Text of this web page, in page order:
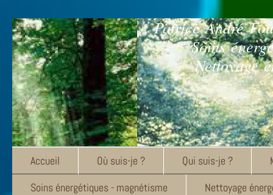
Patrice André
Soins
Nettoyage
Accueil Où suis-je ? Qui suis-je ?
Soins énergétiques - magnétisme
Nettoyage